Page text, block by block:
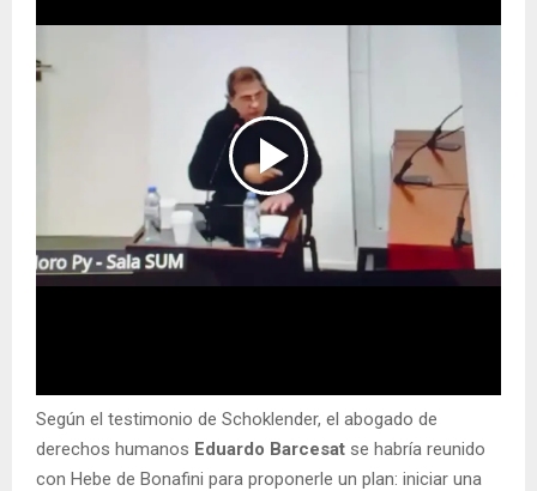
Según el testimonio de Schoklender, el abogado de
derechos humanos Eduardo Barcesat se habría reunido
con Hebe de Bonafini para proponerle un plan: iniciar una